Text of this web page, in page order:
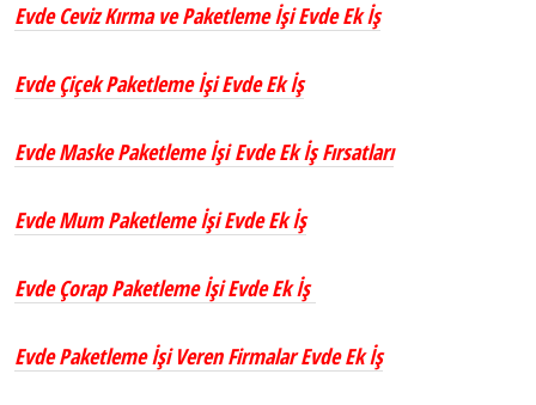
Evde Ceviz Kırma ve Paketleme İşi Evde Ek İş
Evde Çiçek Paketleme İşi Evde Ek İş
Evde Maske Paketleme İşi Evde Ek İş Fırsatları
Evde Mum Paketleme İşi Evde Ek İş
Evde Çorap Paketleme İşi Evde Ek İş
Evde Paketleme İşi Veren Firmalar Evde Ek İş